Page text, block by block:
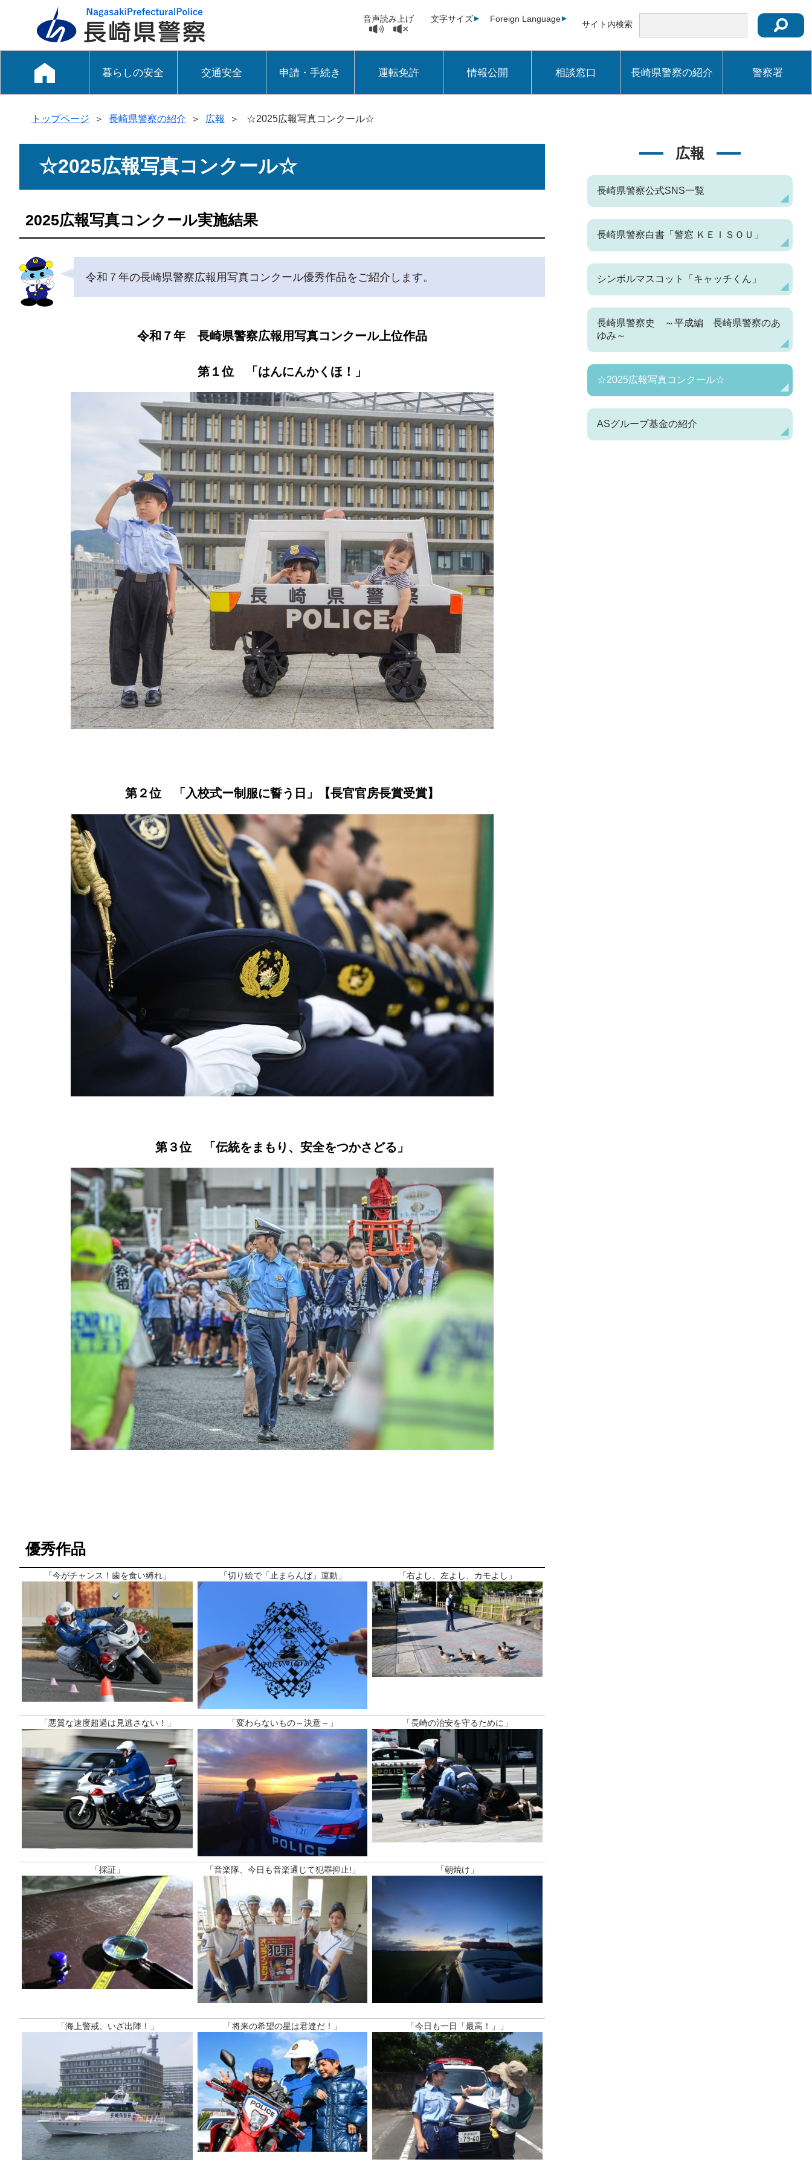
音声読み上げ 文字サイズ Foreign Language
サイト内検索
暮らしの安全 交通安全 申請・手続き 運転免許 情報公開 相談窓口 長崎県警察の紹介 警察署
トップページ ＞ 長崎県警察の紹介 ＞ 広報 ＞ ☆2025広報写真コンクール☆
☆2025広報写真コンクール☆
2025広報写真コンクール実施結果
令和７年の長崎県警察広報用写真コンクール優秀作品をご紹介します。
令和７年 長崎県警察広報用写真コンクール上位作品
第１位 「はんにんかくほ！」
第２位 「入校式ー制服に誓う日」【長官官房長賞受賞】
第３位 「伝統をまもり、安全をつかさどる」
優秀作品
「今がチャンス！歯を食い縛れ」 「切り絵で「止まらんば」運動」 「右よし、左よし、カモよし」
「悪質な速度超過は見逃さない！」 「変わらないもの～決意～」 「長崎の治安を守るために」
「採証」 「音楽隊、今日も音楽通じて犯罪抑止!」 「朝焼け」
「海上警戒、いざ出陣！」 「将来の希望の星は君達だ！」 「今日も一日「最高！」」
広報
長崎県警察公式SNS一覧
長崎県警察白書「警窓 ＫＥＩＳＯＵ」
シンボルマスコット「キャッチくん」
長崎県警察史 ～平成編 長崎県警察のあ
ゆみ～
☆2025広報写真コンクール☆
ASグループ基金の紹介